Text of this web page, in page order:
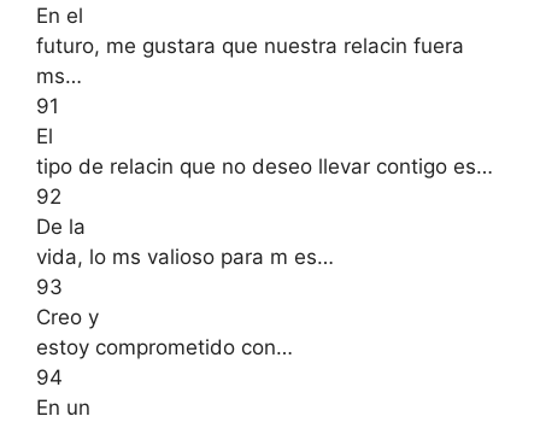
En el
futuro, me gustara que nuestra relacin fuera
ms…
91
El
tipo de relacin que no deseo llevar contigo es…
92
De la
vida, lo ms valioso para m es…
93
Creo y
estoy comprometido con…
94
En un